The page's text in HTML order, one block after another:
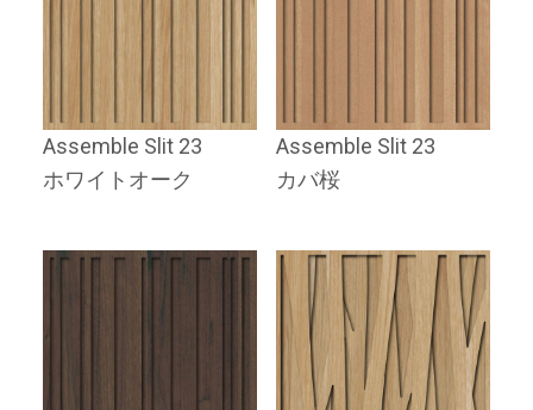
Assemble Slit 23
ホワイトオーク
Assemble Slit 23
カバ桜